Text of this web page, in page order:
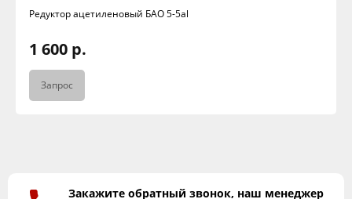
Редуктор ацетиленовый БАО 5-5al
1 600 р.
Запрос
Закажите обратный звонок, наш менеджер